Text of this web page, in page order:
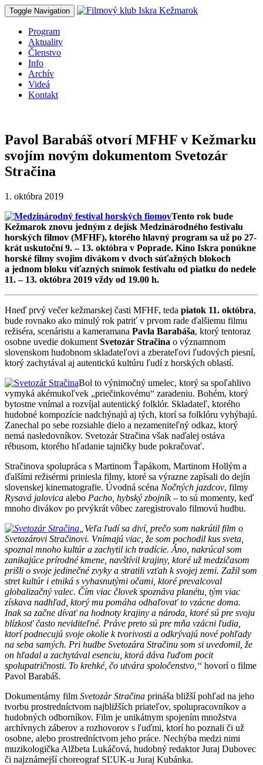
Toggle Navigation
Program
Aktuality
Členstvo
Info
Archív
Videá
Kontakt
Pavol Barabáš otvorí MFHF v Kežmarku
svojím novým dokumentom Svetozár
Stračina
1. októbra 2019
Tento rok bude
Kežmarok znovu jedným z dejísk Medzinárodného festivalu
horských filmov (MFHF), ktorého hlavný program sa už po 27-
krát uskutoční 9. – 13. októbra v Poprade. Kino Iskra ponúkne
horské filmy svojim divákom v dvoch súťažných blokoch
a jednom bloku víťazných snímok festivalu od piatku do nedele
11. – 13. októbra 2019 vždy od 19.00 h.
Hneď prvý večer kežmarskej časti MFHF, teda piatok 11. októbra,
bude rovnako ako minulý rok patriť v prvom rade ďalšiemu filmu
režiséra, scenáristu a kameramana Pavla Barabáša, ktorý tentoraz
osobne uvedie dokument Svetozár Stračina o významnom
slovenskom hudobnom skladateľovi a zberateľovi ľudových piesní,
ktorý zachytával aj autentickú kultúru ľudí z horských oblastí.
Bol to výnimočný umelec, ktorý sa spoľahlivo
vymyká akémukoľvek „priečinkovému“ zaradeniu. Bohém, ktorý
bytostne vnímal a rozvíjal autentický folklór. Skladateľ, ktorého
hudobné kompozície nadchýnajú aj tých, ktorí sa folklóru vyhýbajú.
Zanechal po sebe rozsiahle dielo a nezameniteľný odkaz, ktorý
nemá nasledovníkov. Svetozár Stračina však naďalej ostáva
rébusom, ktorého hľadanie tajničky bude pokračovať.
Stračinova spolupráca s Martinom Ťapákom, Martinom Hollým a
ďalšími režisérmi priniesla filmy, ktoré sa výrazne zapísali do dejín
slovenskej kinematografie. Úvodná scéna Nočných jazdcov, filmy
Rysavá jalovica alebo Pacho, hybský zbojník– to sú momenty, keď
mnoho divákov po prvýkrát vôbec zaregistrovalo filmovú hudbu.
„Veľa ľudí sa diví, prečo som nakrútil film o
Svetozárovi Stračinovi. Vnímajú viac, že som pochodil kus sveta,
spoznal mnoho kultúr a zachytil ich tradície. Áno, nakrúcal som
zanikajúce prírodné kmene, navštívil krajiny, ktoré už medzičasom
prišli o svoje jedinečné zvyky a stratili vzťah k svojej zemi. Zažil som
stret kultúr i etniká s vyhasnutými očami, ktoré prevalcoval
globalizačný valec. Čím viac človek spoznáva planétu, tým viac
získava nadhľad, ktorý mu pomáha odhaľovať to vzácne doma.
Inak sa začne dívať na hodnoty krajiny a národa, ktoré sú pre svoju
blízkosť často neviditeľné. Práve preto sú pre mňa vzácni ľudia,
ktorí podnecujú svoje okolie k tvorivosti a odkrývajú nové pohľady
na seba samých. Pri hudbe Svetozára Stračinu som si uvedomil, že
on hľadal a zachytával esenciu, ktorá dáva ľuďom pocit
spolupatričnosti. To krehké, čo utvára spoločenstvo,“ hovorí o filme
Pavol Barabáš.
Dokumentárny film Svetozár Stračina prináša bližší pohľad na jeho
tvorbu prostredníctvom najbližších priateľov, spolupracovníkov a
hudobných odborníkov. Film je unikátnym spojením množstva
archívnych záberov a rozhovorov s ľuďmi, ktorí ho poznali či už
osobne, alebo prostredníctvom jeho práce. Nechýba medzi nimi
muzikologička Alžbeta Lukáčová, hudobný redaktor Juraj Dubovec
či najznámejší choreograf SĽUK-u Juraj Kubánka.